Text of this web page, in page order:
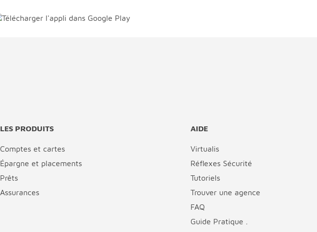
LES PRODUITS
Comptes et cartes
Épargne et placements
Prêts
Assurances
AIDE
Virtualis
Réflexes Sécurité
Tutoriels
Trouver une agence
FAQ
Guide Pratique .